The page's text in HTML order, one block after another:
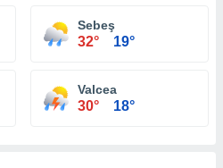
Sebeş
32° 19°
Valcea
30° 18°